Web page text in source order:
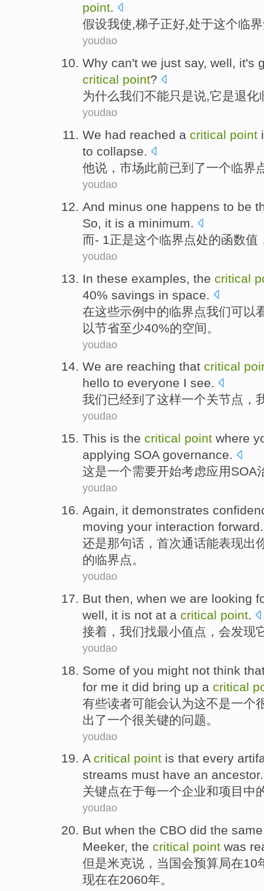
point.
假设我使,梯子正好,处于这个临
youdao
Why can't we just say, well, it's
critical point?
为什么我们不能只是说,它是退化
youdao
We had reached a critical point
to collapse.
他说 ， 市场此前已到了一个临界
youdao
And minus one happens to be
So, it is a minimum.
而- 1正是这个临界点处的函数值
youdao
In these examples , the critical
40% savings in space
在这些示例中的临界点我们可以
以节省至少40%的空间。
youdao
We are reaching that critical
hello to everyone I see.
我们已经到了这样一个关节点 ，
youdao
This is the critical point where
applying SOA governance.
这是一个需要开始考虑应用SOA
youdao
Again, it demonstrates
moving your interaction forward.
还是那句话， 首次通话能表现出
的临界点。
youdao
But then, when we are looking
well, it is not at a critical point.
接着 ， 我们找最小值点，会发现
youdao
Some of you might not think
for me it did bring up a critical
有些读者可能会认为这不是一个
出了一个很关键的问题。
youdao
A critical point is that every
streams must have an ancestor.
关键点在于每一个企业和项目 中
youdao
But when the CBO did the same
Meeker, the critical point was
但是米克说 ， 当 国会预算局在10
现在在2060年。